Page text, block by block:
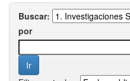
Buscar:
por